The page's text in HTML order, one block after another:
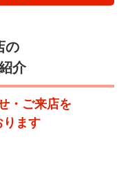
の
介
・ご来店を
ります